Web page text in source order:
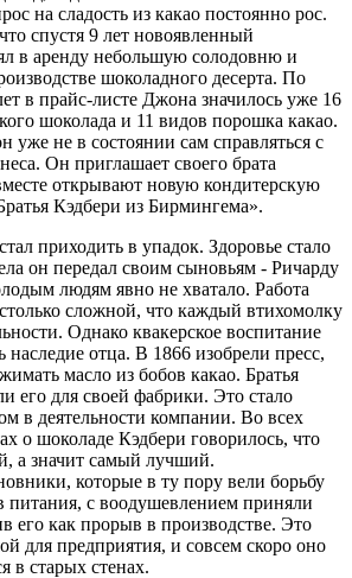
на сладость из какао постоянно рос.
спустя 9 лет новоявленный
в аренду небольшую солодовню и
шоколадного десерта. По
в прайс-листе Джона значилось уже 16
шоколада и 11 видов порошка какао.
уже не в состоянии сам справляться с
Он приглашает своего брата
открывают новую кондитерскую
Кэдбери из Бирмингема».
приходить в упадок. Здоровье стало
он передал своим сыновьям - Ричарду
людям явно не хватало. Работа
сложной, что каждый втихомолку
Однако квакерское воспитание
наследие отца. В 1866 изобрели пресс,
масло из бобов какао. Братья
его для своей фабрики. Это стало
в деятельности компании. Во всех
о шоколаде Кэдбери говорилось, что
а значит самый лучший.
которые в ту пору вели борьбу
питания, с воодушевлением приняли
его как прорыв в производстве. Это
для предприятия, и совсем скоро оно
в старых стенах.